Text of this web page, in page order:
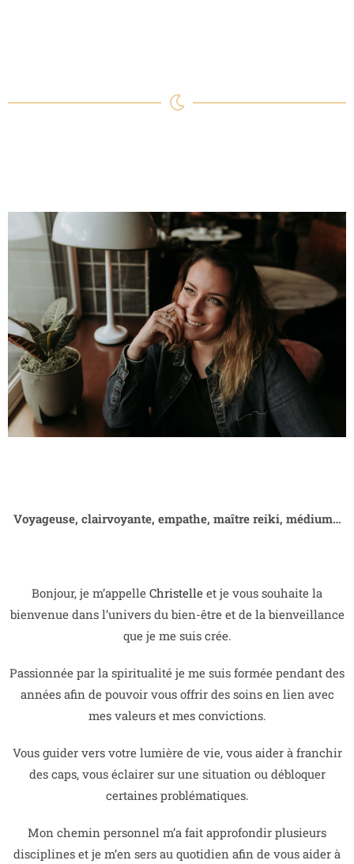
Voyageuse, clairvoyante, empathe, maître reiki, médium…
Bonjour, je m’appelle Christelle et je vous souhaite la
bienvenue dans l’univers du bien-être et de la bienveillance
que je me suis crée.
Passionnée par la spiritualité je me suis formée pendant des
années afin de pouvoir vous offrir des soins en lien avec
mes valeurs et mes convictions.
Vous guider vers votre lumière de vie, vous aider à franchir
des caps, vous éclairer sur une situation ou débloquer
certaines problématiques.
Mon chemin personnel m’a fait approfondir plusieurs
disciplines et je m’en sers au quotidien afin de vous aider à